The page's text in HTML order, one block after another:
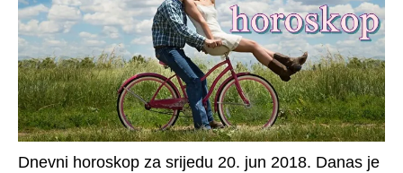
Dnevni horoskop za srijedu 20. jun 2018. Danas je